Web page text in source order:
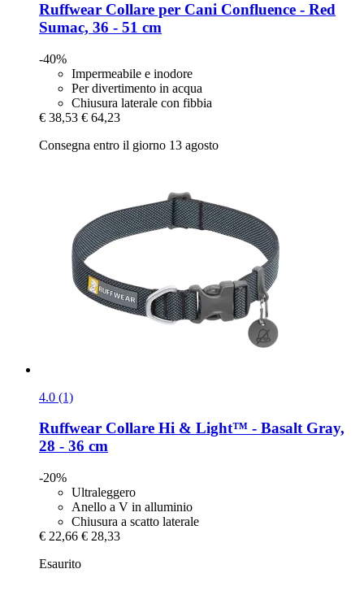
Ruffwear Collare per Cani Confluence -​ Red
Sumac, 36 -​ 51 cm
-40%
Impermeabile e inodore
Per divertimento in acqua
Chiusura laterale con fibbia
€ 38,53 € 64,23
Consegna entro il giorno 13 agosto
4.0 (1)
Ruffwear Collare Hi & Light™ -​ Basalt Gray,
28 -​ 36 cm
-20%
Ultraleggero
Anello a V in alluminio
Chiusura a scatto laterale
€ 22,66 € 28,33
Esaurito